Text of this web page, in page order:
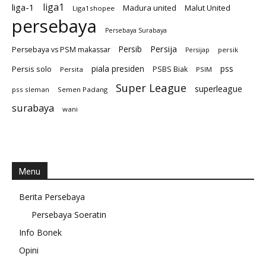
liga-1 liga1 Liga1shopee Madura united Malut United
persebaya Persebaya Surabaya
Persebaya vs PSM makassar Persib Persija Persijap persik
Persis solo Persita piala presiden PSBS Biak PSIM pss
pss sleman Semen Padang Super League superleague
surabaya wani
Menu
Berita Persebaya
Persebaya Soeratin
Info Bonek
Opini